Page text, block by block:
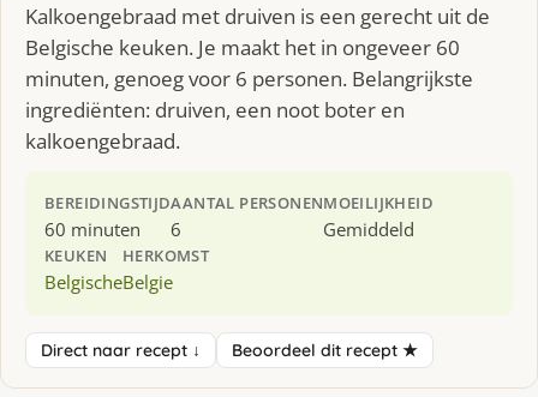
Kalkoengebraad met druiven is een gerecht uit de
Belgische keuken. Je maakt het in ongeveer 60
minuten, genoeg voor 6 personen. Belangrijkste
ingrediënten: druiven, een noot boter en
kalkoengebraad.
BEREIDINGSTIJD
60 minuten
AANTAL PERSONEN
6
MOEILIJKHEID
Gemiddeld
KEUKEN
Belgische
HERKOMST
Belgie
Direct naar recept ↓ Beoordeel dit recept ★